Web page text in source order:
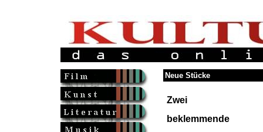
Neue Stücke
Zwei
beklemmende